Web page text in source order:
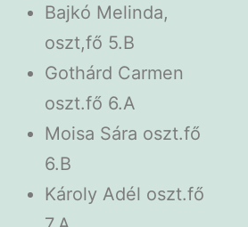
Bajkó Melinda,
oszt,fő 5.B
Gothárd Carmen
oszt.fő 6.A
Moisa Sára oszt.fő
6.B
Károly Adél oszt.fő